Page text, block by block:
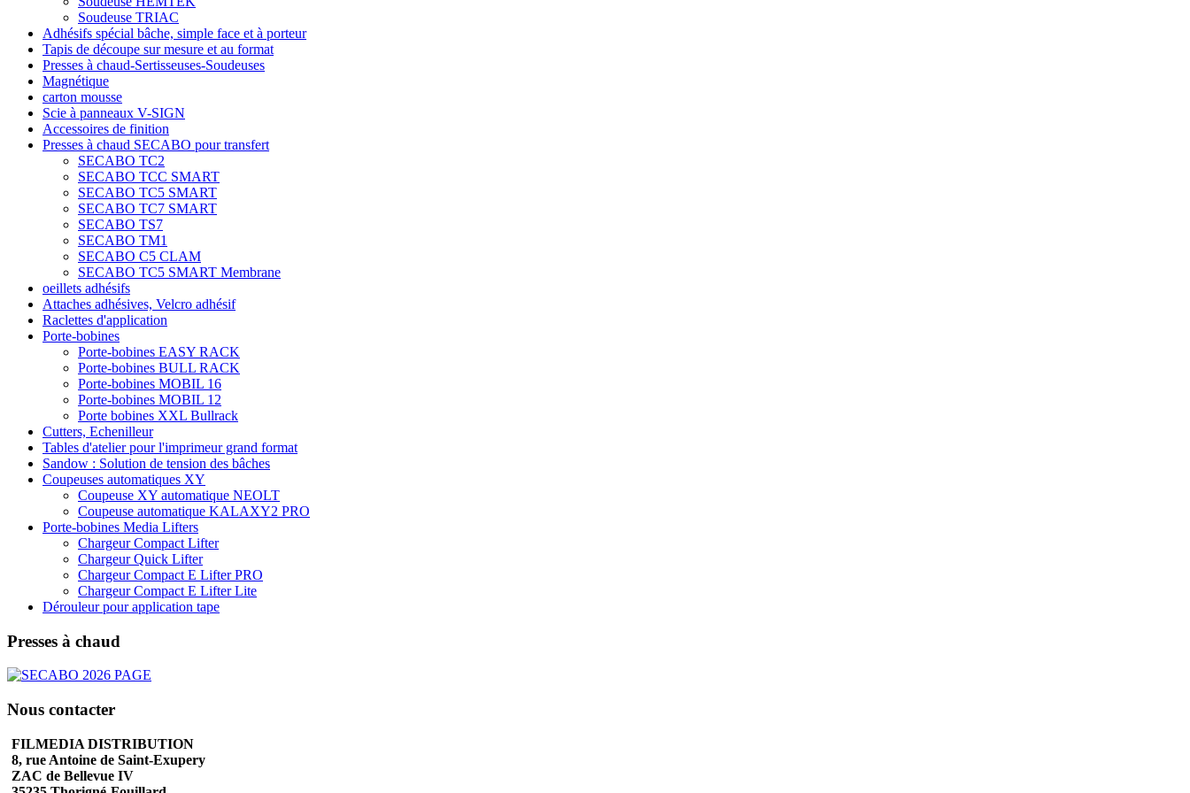
Soudeuse TRIAC
Adhésifs spécial bâche, simple face et à porteur
Tapis de découpe sur mesure et au format
Presses à chaud-Sertisseuses-Soudeuses
Magnétique
carton mousse
Scie à panneaux V-SIGN
Accessoires de finition
Presses à chaud SECABO pour transfert
SECABO TC2
SECABO TCC SMART
SECABO TC5 SMART
SECABO TC7 SMART
SECABO TS7
SECABO TM1
SECABO C5 CLAM
SECABO TC5 SMART Membrane
oeillets adhésifs
Attaches adhésives, Velcro adhésif
Raclettes d'application
Porte-bobines
Porte-bobines EASY RACK
Porte-bobines BULL RACK
Porte-bobines MOBIL 16
Porte-bobines MOBIL 12
Porte bobines XXL Bullrack
Cutters, Echenilleur
Tables d'atelier pour l'imprimeur grand format
Sandow : Solution de tension des bâches
Coupeuses automatiques XY
Coupeuse XY automatique NEOLT
Coupeuse automatique KALAXY2 PRO
Porte-bobines Media Lifters
Chargeur Compact Lifter
Chargeur Quick Lifter
Chargeur Compact E Lifter PRO
Chargeur Compact E Lifter Lite
Dérouleur pour application tape
Presses à chaud
Nous contacter
FILMEDIA DISTRIBUTION
8, rue Antoine de Saint-Exupery
ZAC de Bellevue IV